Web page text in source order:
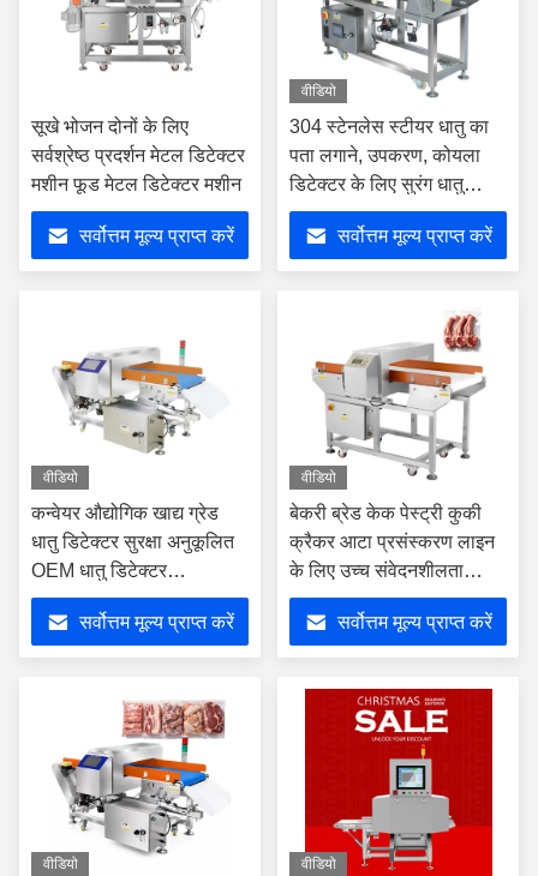
सूखे भोजन दोनों के लिए
सर्वश्रेष्ठ प्रदर्शन मेटल डिटेक्टर
मशीन फूड मेटल डिटेक्टर मशीन
सर्वोत्तम मूल्य प्राप्त करें
वीडियो
304 स्टेनलेस स्टीयर धातु का
पता लगाने, उपकरण, कोयला
डिटेक्टर के लिए सुरंग धातु
डिटेक्टरों
सर्वोत्तम मूल्य प्राप्त करें
वीडियो
कन्वेयर औद्योगिक खाद्य ग्रेड
धातु डिटेक्टर सुरक्षा अनुकूलित
OEM धातु डिटेक्टर
संवेदनशीलता खाद्य उद्योग
सर्वोत्तम मूल्य प्राप्त करें
वीडियो
बेकरी ब्रेड केक पेस्ट्री कुकी
क्रैकर आटा प्रसंस्करण लाइन
के लिए उच्च संवेदनशीलता
कन्वेयर मेटल डिटेक्टर
सर्वोत्तम मूल्य प्राप्त करें
वीडियो वीडियो